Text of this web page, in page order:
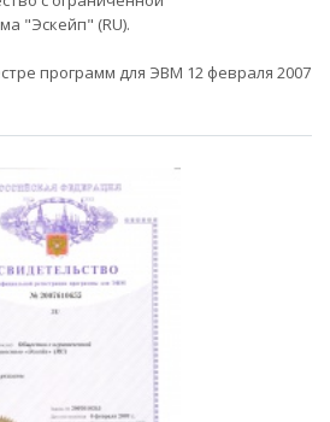
"Эскейп" (RU).
программ для ЭВМ 12 февраля 2007